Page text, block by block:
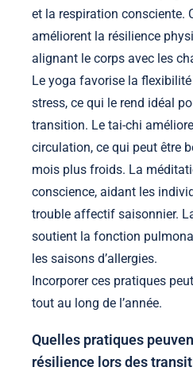
et la respiration consciente.
améliorent la résilience
alignant le corps avec les
Le yoga favorise la
stress, ce qui le rend idéal
transition. Le tai-chi
circulation, ce qui peut être
mois plus froids. La
conscience, aidant les
trouble affectif saisonnier.
soutient la fonction
les saisons d’allergies.
Incorporer ces pratiques
tout au long de l’année.
Quelles pratiques
résilience lors des